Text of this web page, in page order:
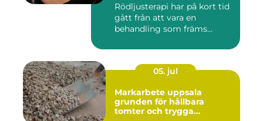
Rödljusterapi har på kort tid
gått från att vara en
behandling som främs...
05. jul
Markarbete uppsala
grunden för hållbara
tomter och trygga